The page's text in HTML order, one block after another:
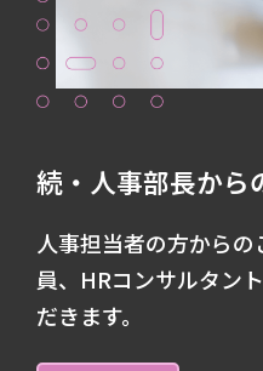
続・人事部長から
人事担当者の方から
員、HRコンサルタン
だきます。